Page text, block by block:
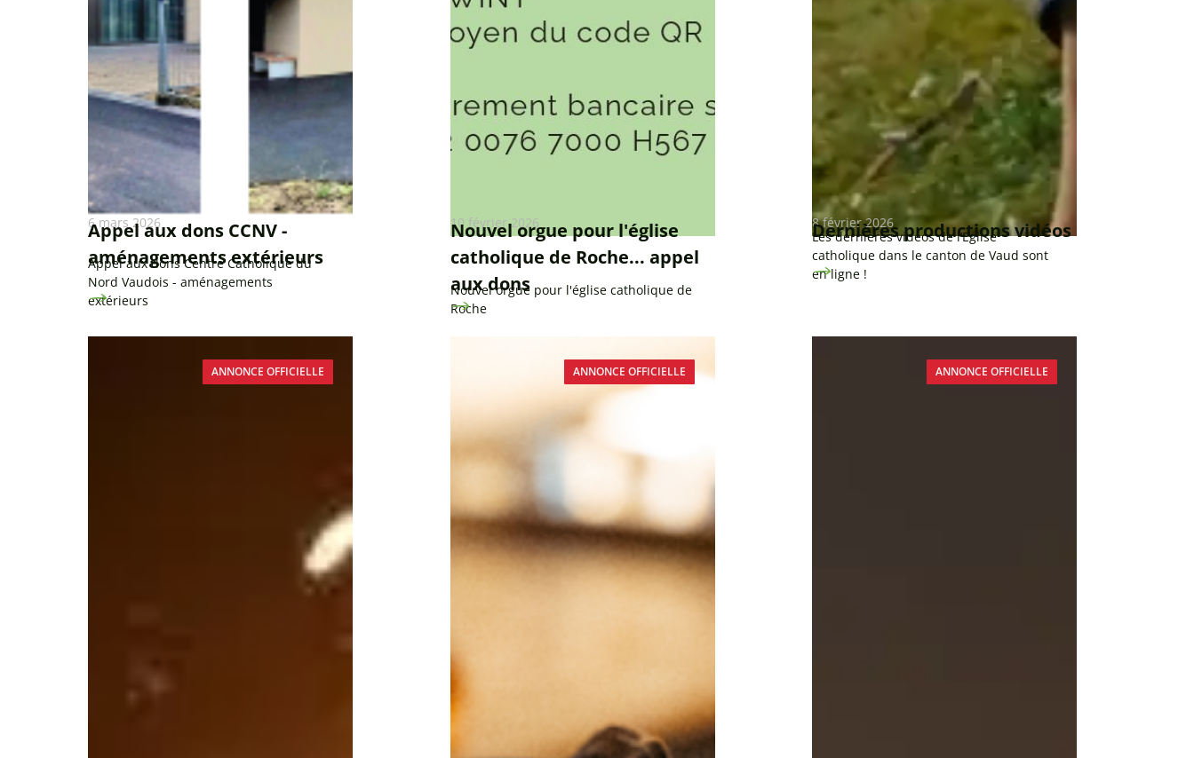
6 mars 2026
Appel aux dons CCNV -
aménagements extérieurs
Appel aux dons Centre Catholique du
Nord Vaudois - aménagements
extérieurs
10 février 2026
Nouvel orgue pour l'église
catholique de Roche... appel
aux dons
Nouvel orgue pour l'église catholique de
Roche
8 février 2026
Dernières productions vidéos
Les dernières vidéos de l’Eglise
catholique dans le canton de Vaud sont
en ligne !
ANNONCE OFFICIELLE ANNONCE OFFICIELLE ANNONCE OFFICIELLE